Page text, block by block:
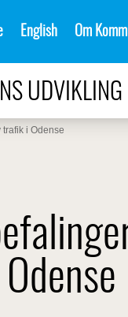
English Om
UDVIKLING
trafik i Odense